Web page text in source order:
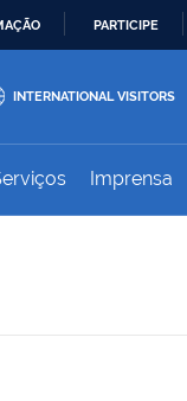
PARTICIPE
INTERNATIONAL VISITORS
Imprensa